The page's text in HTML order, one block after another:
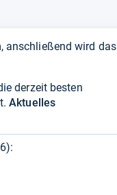
anschließend wird das
derzeit besten
Aktuelles
):